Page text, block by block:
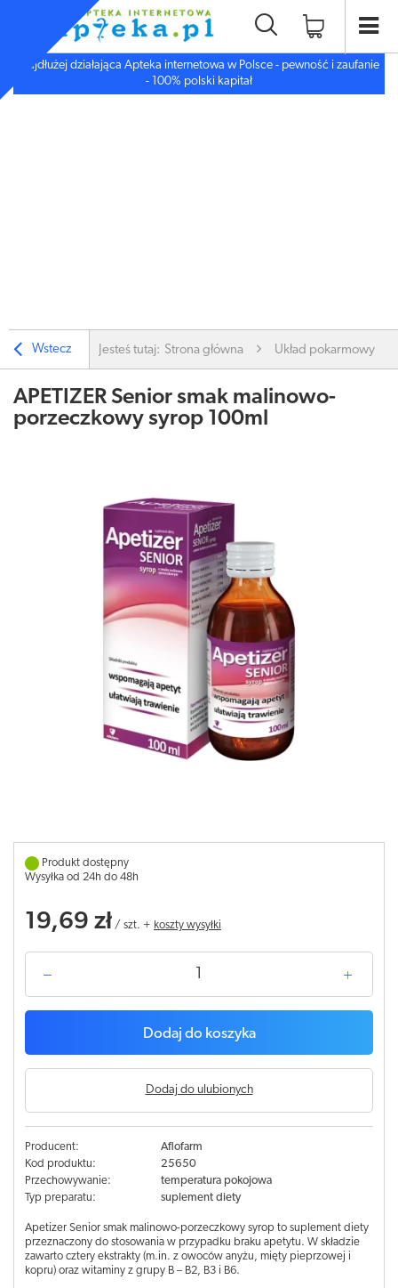
Najdłużej działająca Apteka internetowa w Polsce - pewność i zaufanie
- 100% polski kapitał
Wstecz Jesteś tutaj: Strona główna Układ pokarmowy
APETIZER Senior smak malinowo-
porzeczkowy syrop 100ml
Produkt dostępny
Wysyłka od 24h do 48h
19,69 zł / szt. + koszty wysyłki
Dodaj do koszyka
Dodaj do ulubionych
Producent:
Aflofarm
Kod produktu:
25650
Przechowywanie:
temperatura pokojowa
Typ preparatu:
suplement diety
Apetizer Senior smak malinowo-porzeczkowy syrop to suplement diety
przeznaczony do stosowania w przypadku braku apetytu. W składzie
zawarto cztery ekstrakty (m.in. z owoców anyżu, mięty pieprzowej i
kopru) oraz witaminy z grupy B – B2, B3 i B6.